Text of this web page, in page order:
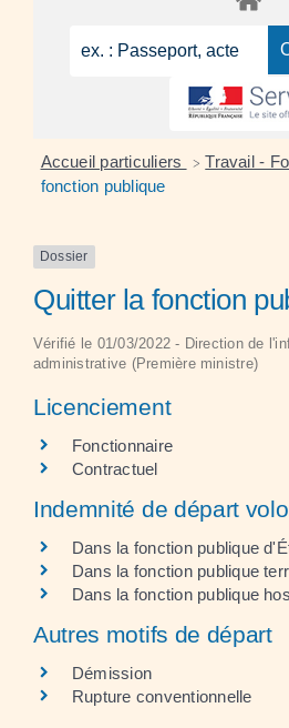
Accueil particuliers > Travail -
fonction publique
Dossier
Quitter la fonction
Vérifié le 01/03/2022 - Direction de
administrative (Première ministre)
Licenciement
Fonctionnaire
Contractuel
Indemnité de départ
Dans la fonction publique
Dans la fonction publique
Dans la fonction publique
Autres motifs de départ
Démission
Rupture conventionnelle